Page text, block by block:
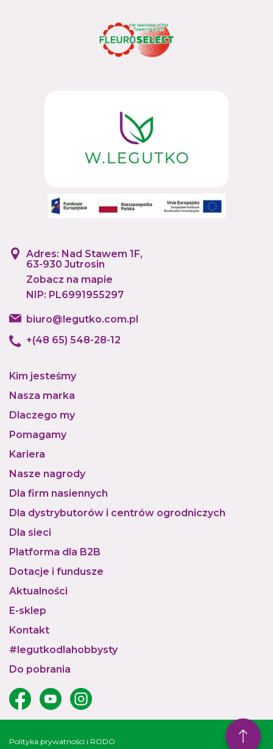
Kim jesteśmy
Nasza marka
Dlaczego my
Pomagamy
Kariera
Nasze nagrody
Dla firm nasiennych
Dla dystrybutorów i centrów ogrodniczych
Dla sieci
Platforma dla B2B
Dotacje i fundusze
Aktualności
E-sklep
Kontakt
#legutkodlahobbysty
Do pobrania
Adres: Nad Stawem 1F,
63-930 Jutrosin
Zobacz na mapie
NIP: PL6991955297
biuro@legutko.com.pl
+(48 65) 548-28-12
Polityka prywatności i RODO